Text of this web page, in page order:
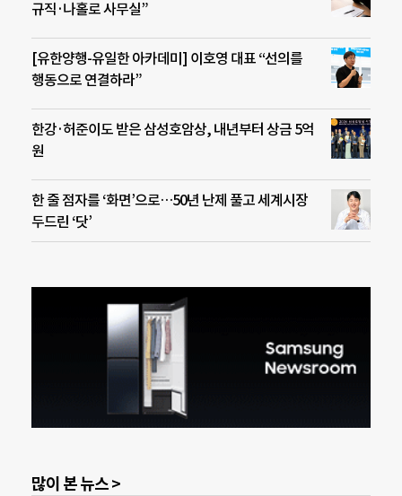
규직·나홀로 사무실”
[유한양행-유일한 아카데미] 이호영 대표 “선의를
행동으로 연결하라”
한강·허준이도 받은 삼성호암상, 내년부터 상금 5억
원
한 줄 점자를 ‘화면’으로…50년 난제 풀고 세계시장
두드린 ‘닷’
많이 본 뉴스 >